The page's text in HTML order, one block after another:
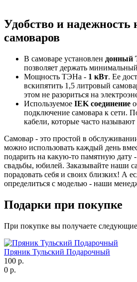
Удобство и надежность
самоваров
В самоваре установлен донный
позволяет держать
Мощность ТЭНа - 1 кВт. Ее
вскипятить 1,5 литровый
этом не разориться на
Используемое IEK соединение
подключение самовара к сети.
кабели, которые часто
Самовар - это простой в
можно использовать каждый день
подарить на какую-то памятную дату
свадьбы, юбилей. Заказывайте наши
порадовать себя и своих близких! А
определиться с моделью - наши
Подарки при покупке
При покупке вы получаете
Пряник Тульский Подарочный
100 р.
0 р.